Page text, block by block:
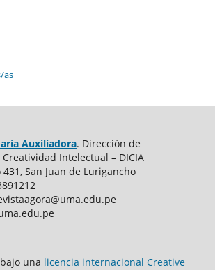
as
Auxiliadora. Dirección de
Intelectual – DICIA
San Juan de Lurigancho
una licencia internacional Creative